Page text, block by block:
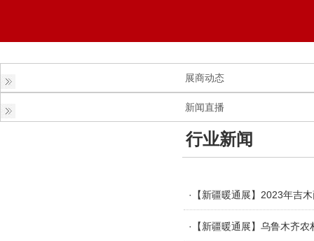
展商动态
新闻直播
行业新闻
·【新疆暖通展】2023年吉
·【新疆暖通展】乌鲁木齐